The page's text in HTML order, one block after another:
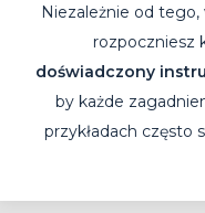
Niezależnie od
rozpoczniesz
doświadczony
by każde
przykładach często